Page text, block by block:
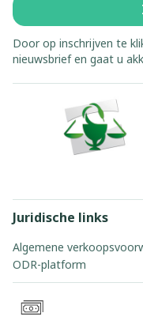
Door op inschrijven te
nieuwsbrief en gaat u
Juridische links
Algemene
ODR-platform